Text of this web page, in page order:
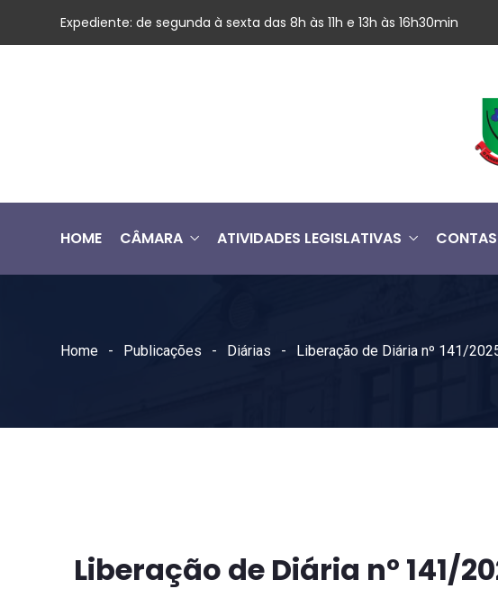
Expediente: de segunda à sexta das 8h às 11h e 13h às 16h30min
HOME CÂMARA ATIVIDADES LEGISLATIVAS
Home Publicações Diárias Liberação de Diária nº 141/
Liberação de Diária nº 141/